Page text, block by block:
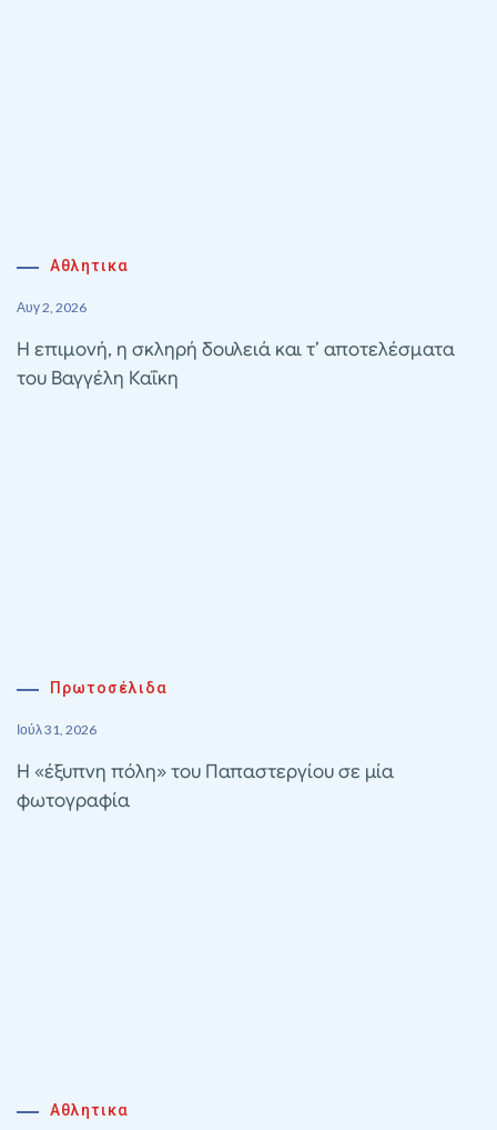
Αθλητικα
Αυγ 2, 2026
Η επιμονή, η σκληρή δουλειά και τ’ αποτελέσματα
του Βαγγέλη Καΐκη
Πρωτοσέλιδα
Ιούλ 31, 2026
Η «έξυπνη πόλη» του Παπαστεργίου σε μία
φωτογραφία
Αθλητικα